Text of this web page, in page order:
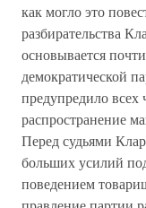
как могло это
разбирательства
основывается
демократической
предупредило всех
распространение
Перед судьями
больших усилий
поведением